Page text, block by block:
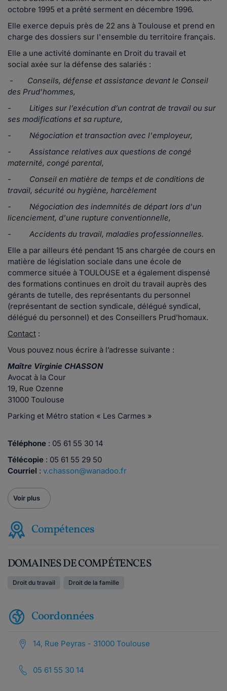
octobre 1995 et a prêté serment en décembre 1996.
Elle exerce depuis près de 22 ans à Toulouse et prend en
charge des dossiers sur l'ensemble du territoire français.
Elle a une activité dominante en Droit du travail et
social axée sur la défense des salariés :
- Conseils, défense et assistance devant le Conseil
des Prud'hommes,
- Litiges sur l’exécution d’un contrat de travail ou sur
ses modifications et sa rupture,
- Négociation et transaction avec l'employeur,
- Assistance relatives aux questions de congé
maternité, congé parental,
- Conseil en matière de temps et de conditions de
travail, sécurité ou hygiène, harcèlement
- Négociation des indemnités de départ lors d'un
licenciement, d'une rupture conventionnelle,
- Accidents du travail, maladies professionnelles.
Elle a par ailleurs été pendant 15 ans chargée de cours en
matière de législation sociale dans une école de
commerce située à TOULOUSE et a également dispensé
des formations continues en droit du travail auprès des
gérants de tutelle, des représentants du personnel
(représentant de section syndicale, délégué syndical,
délégué du personnel) et des Conseillers Prud’homaux.
Contact :
Vous pouvez nous écrire à l’adresse suivante :
Maître Virginie CHASSON
Avocat à la Cour
19, Rue Ozenne
31000 Toulouse
Parking et Métro station « Les Carmes »
Téléphone : 05 61 55 30 14
Télécopie : 05 61 55 29 50
Courriel : v.chasson@wanadoo.fr
Voir plus
Compétences
DOMAINES DE COMPÉTENCES
Droit du travail Droit de la famille
Coordonnées
14, Rue Peyras - 31000 Toulouse
05 61 55 30 14